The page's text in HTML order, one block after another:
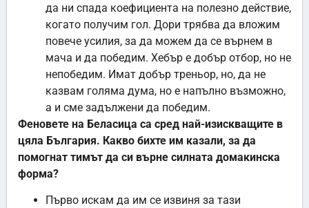
да ни спада коефициента на полезно действие,
когато получим гол. Дори трябва да вложим
повече усилия, за да можем да се върнем в
мача и да победим. Хебър е добър отбор, но не
непобедим. Имат добър треньор, но, да не
казвам голяма дума, но е напълно възможно,
а и сме задължени да победим.
Феновете на Беласица са сред най-изискващите в
цяла България. Какво бихте им казали, за да
помогнат тимът да си върне силната домакинска
форма?
Първо искам да им се извиня за тази